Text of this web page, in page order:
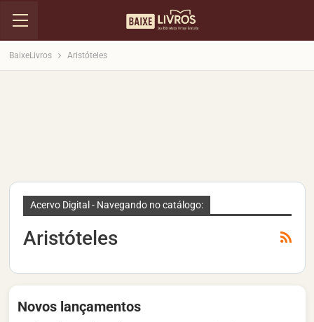
BaixeLivros Aristóteles
Acervo Digital - Navegando no catálogo:
Aristóteles
Novos lançamentos